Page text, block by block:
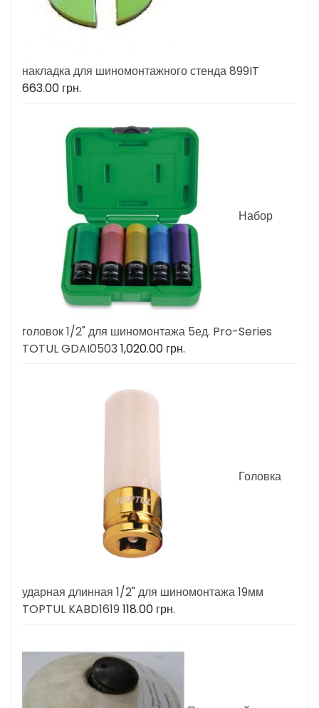
накладка для шиномонтажного стенда 899IT
663.00 грн.
Набор
головок 1/2" для шиномонтажа 5ед. Pro-Series
TOTUL GDAI0503 1,020.00 грн.
Головка
ударная длинная 1/2" для шиномонтажа 19мм
TOPTUL KABD1619 118.00 грн.